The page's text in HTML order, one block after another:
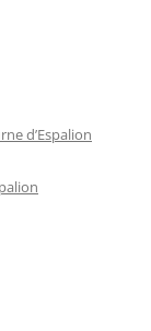
d’Espalion